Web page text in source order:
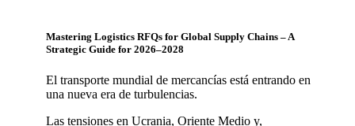
Mastering Logistics RFQs for Global Supply Chains – A
Strategic Guide for 2026–2028
El transporte mundial de mercancías está entrando en
una nueva era de turbulencias.
Las tensiones en Ucrania, Oriente Medio y,